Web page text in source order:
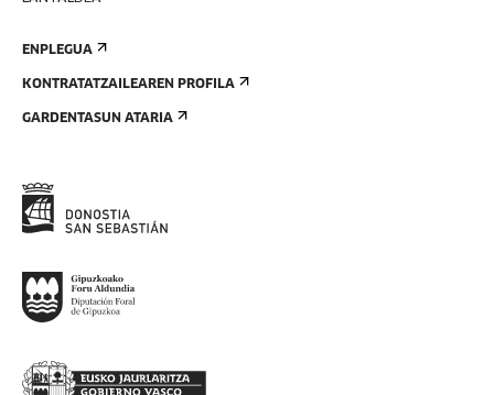
ENPLEGUA
KONTRATATZAILEAREN PROFILA
GARDENTASUN ATARIA